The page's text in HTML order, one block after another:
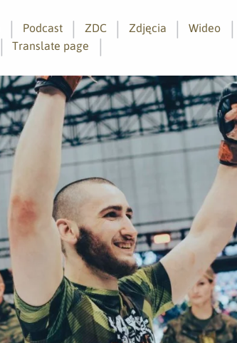
Podcast ZDC Zdjęcia
Wideo
Translate page